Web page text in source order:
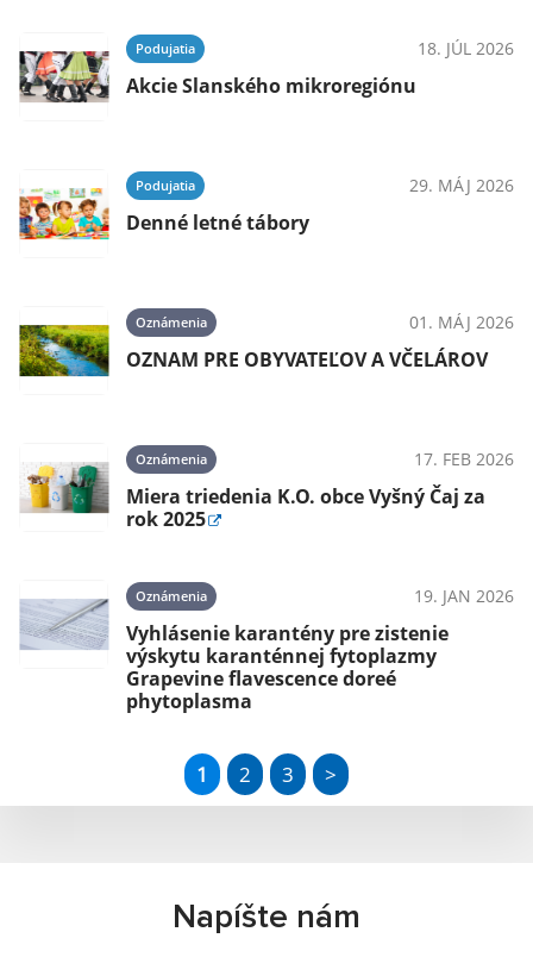
Podujatia 18. JÚL 2026
Akcie Slanského mikroregiónu
Podujatia 29. MÁJ 2026
Denné letné tábory
Oznámenia 01. MÁJ 2026
OZNAM PRE OBYVATEĽOV A VČELÁROV
Oznámenia 17. FEB 2026
Miera triedenia K.O. obce Vyšný Čaj za
rok 2025
Oznámenia 19. JAN 2026
Vyhlásenie karantény pre zistenie
výskytu karanténnej fytoplazmy
Grapevine flavescence doreé
phytoplasma
1 2 3 >
Napíšte nám